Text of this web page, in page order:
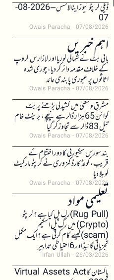
ڈیلی کرپٹو نیوز اینالائسس – 2026-08-
07
Owais Paracha 07/08/2026
اہم خبریں
بائی بٹ نے شمالی کوریا اور لازارس گروپ
کے خلاف مقدمہ دائر کر دیا، چوری شدہ
اثاثوں پر عبوری پابندی عائد
Owais Paracha 07/08/2026
مشرقِ وسطیٰ میں کشیدگی بڑھنے پر بٹ
کوائن 65 ہزار ڈالر سے نیچے، برینٹ خام
تیل 83 ڈالر سے تجاوز کر گیا
Owais Paracha 07/08/2026
بند سورس سیکیورٹی کا دور اختتام کے
قریب، کولڈ کارڈ کمزوری نے کرپٹو مارکیٹ
کو ہلا دیا
Owais Paracha 07/08/2026
تعلیمی مواد(Rug Pull)رگ پل کیا ہے؟ کرپٹو
(Crypto) میں رگ پل اسکیم
(scam)کیسے کام کرتی ہے؟ ایک مکمل
تجزیاتی گائیڈ اور 6 احتیاطی تدابیر
Irfan Ullah 26/03/2026
پاکستان کا Virtual Assets Act